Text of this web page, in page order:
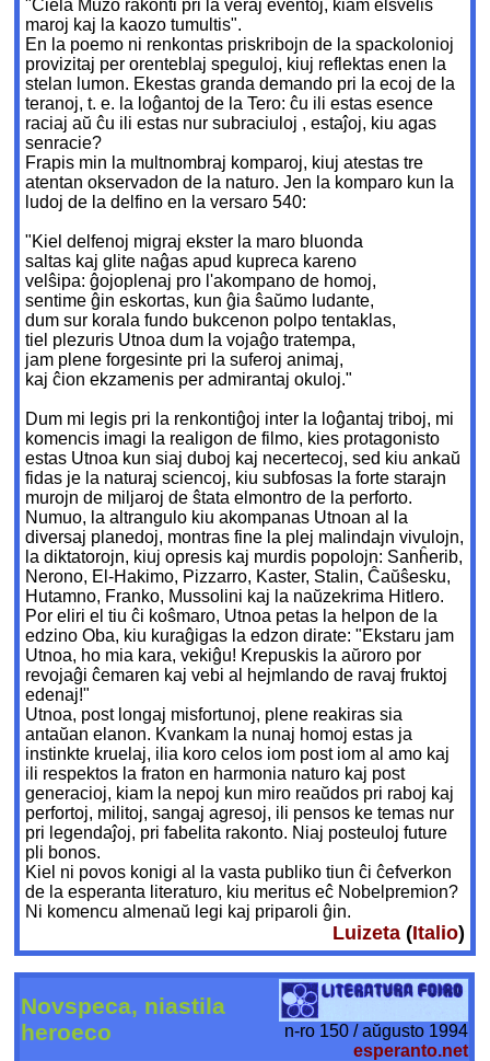
"Ĉiela Muzo rakonti pri la veraj eventoj, kiam elŝvelis
maroj kaj la kaozo tumultis".
En la poemo ni renkontas priskribojn de la spackolonioj
provizitaj per orenteblaj speguloj, kiuj reflektas enen la
stelan lumon. Ekestas granda demando pri la ecoj de la
teranoj, t. e. la loĝantoj de la Tero: ĉu ili estas esence
raciaj aŭ ĉu ili estas nur subraciuloj , estaĵoj, kiu agas
senracie?
Frapis min la multnombraj komparoj, kiuj atestas tre
atentan okservadon de la naturo. Jen la komparo kun la
ludoj de la delfino en la versaro 540:
"Kiel delfenoj migraj ekster la maro bluonda
saltas kaj glite naĝas apud kupreca kareno
velŝipa: ĝojoplenaj pro l'akompano de homoj,
sentime ĝin eskortas, kun ĝia ŝaŭmo ludante,
dum sur korala fundo bukcenon polpo tentaklas,
tiel plezuris Utnoa dum la vojaĝo tratempa,
jam plene forgesinte pri la suferoj animaj,
kaj ĉion ekzamenis per admirantaj okuloj."
Dum mi legis pri la renkontiĝoj inter la loĝantaj triboj, mi
komencis imagi la realigon de filmo, kies protagonisto
estas Utnoa kun siaj duboj kaj necertecoj, sed kiu ankaŭ
fidas je la naturaj sciencoj, kiu subfosas la forte starajn
murojn de miljaroj de ŝtata elmontro de la perforto.
Numuo, la altrangulo kiu akompanas Utnoan al la
diversaj planedoj, montras fine la plej malindajn vivulojn,
la diktatorojn, kiuj opresis kaj murdis popolojn: Sanĥerib,
Nerono, El-Hakimo, Pizzarro, Kaster, Stalin, Ĉaŭŝesku,
Hutamno, Franko, Mussolini kaj la naŭzekrima Hitlero.
Por eliri el tiu ĉi koŝmaro, Utnoa petas la helpon de la
edzino Oba, kiu kuraĝigas la edzon dirate: "Ekstaru jam
Utnoa, ho mia kara, vekiĝu! Krepuskis la aŭroro por
revojaĝi ĉemaren kaj vebi al hejmlando de ravaj fruktoj
edenaj!"
Utnoa, post longaj misfortunoj, plene reakiras sia
antaŭan elanon. Kvankam la nunaj homoj estas ja
instinkte kruelaj, ilia koro celos iom post iom al amo kaj
ili respektos la fraton en harmonia naturo kaj post
generacioj, kiam la nepoj kun miro reaŭdos pri raboj kaj
perfortoj, militoj, sangaj agresoj, ili pensos ke temas nur
pri legendaĵoj, pri fabelita rakonto. Niaj posteuloj future
pli bonos.
Kiel ni povos konigi al la vasta publiko tiun ĉi ĉefverkon
de la esperanta literaturo, kiu meritus eĉ Nobelpremion?
Ni komencu almenaŭ legi kaj priparoli ĝin.
Luizeta(Italio)
Novspeca, niastila
heroeco
n-ro 150 / aŭgusto 1994
esperanto.net